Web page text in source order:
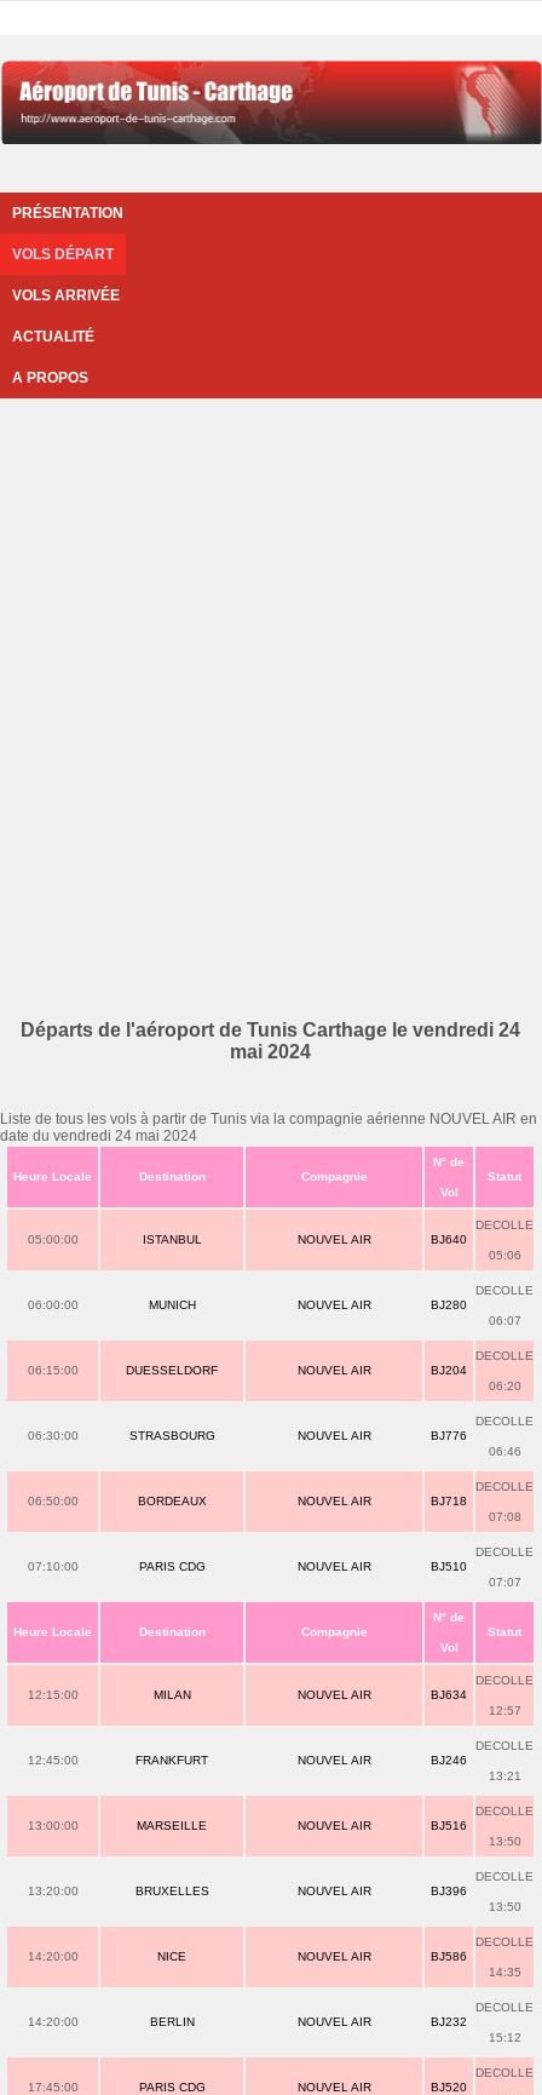
PRÉSENTATION
VOLS DÉPART
VOLS ARRIVÉE
ACTUALITÉ
A PROPOS
Départs de l'aéroport de Tunis Carthage le vendredi 24
mai 2024
Liste de tous les vols à partir de Tunis via la compagnie aérienne NOUVEL AIR en
date du vendredi 24 mai 2024
Heure Locale Destination Compagnie
N° de
Vol
Statut
05:00:00 ISTANBUL NOUVEL AIR BJ640
DECOLLE
05:06
06:00:00 MUNICH NOUVEL AIR BJ280
DECOLLE
06:07
06:15:00 DUESSELDORF NOUVEL AIR BJ204
DECOLLE
06:20
06:30:00 STRASBOURG NOUVEL AIR BJ776
DECOLLE
06:46
06:50:00 BORDEAUX NOUVEL AIR BJ718
DECOLLE
07:08
07:10:00 PARIS CDG NOUVEL AIR BJ510
DECOLLE
07:07
Heure Locale Destination Compagnie
N° de
Vol
Statut
12:15:00 MILAN NOUVEL AIR BJ634
DECOLLE
12:57
12:45:00 FRANKFURT NOUVEL AIR BJ246
DECOLLE
13:21
13:00:00 MARSEILLE NOUVEL AIR BJ516
DECOLLE
13:50
13:20:00 BRUXELLES NOUVEL AIR BJ396
DECOLLE
13:50
14:20:00 NICE NOUVEL AIR BJ586
DECOLLE
14:35
14:20:00 BERLIN NOUVEL AIR BJ232
DECOLLE
15:12
17:45:00 PARIS CDG NOUVEL AIR BJ520
DECOLLE